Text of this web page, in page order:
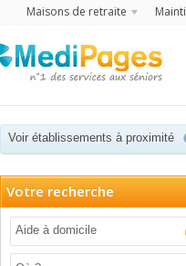
Maisons de retraite
Voir établissements à proximité
Votre recherche
Aide à domicile